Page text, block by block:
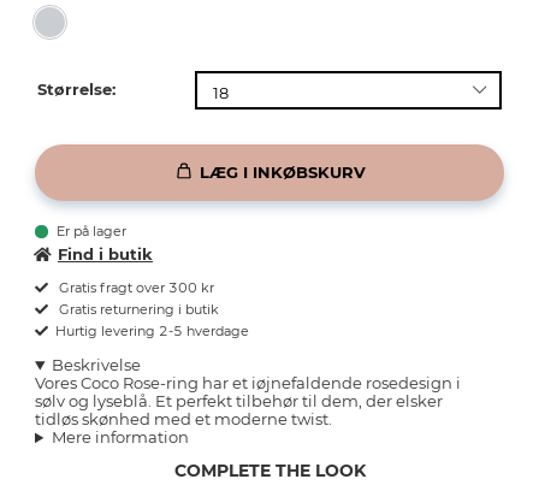
Størrelse:
LÆG I INKØBSKURV
Er på lager
Find i butik
Gratis fragt over 300 kr
Gratis returnering i butik
Hurtig levering 2-5 hverdage
Beskrivelse
Vores Coco Rose-ring har et iøjnefaldende rosedesign i
sølv og lyseblå. Et perfekt tilbehør til dem, der elsker
tidløs skønhed med et moderne twist.
Mere information
COMPLETE THE LOOK